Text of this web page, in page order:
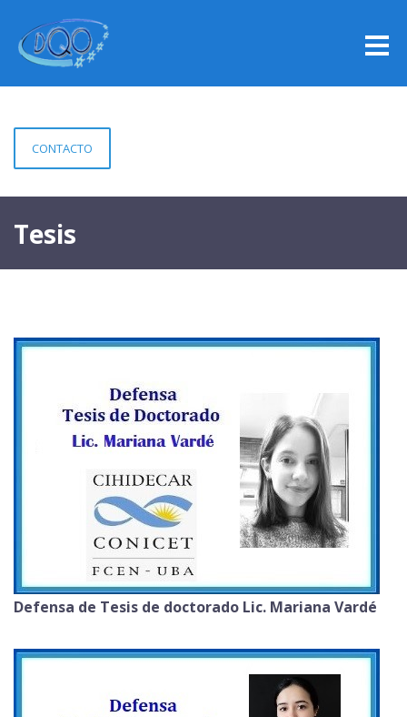
CONTACTO
Tesis
Defensa de Tesis de doctorado Lic. Mariana Vardé